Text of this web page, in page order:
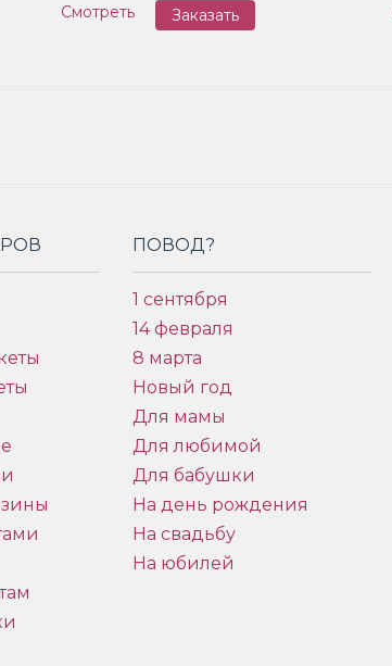
Смотреть Заказать
ПОВОД?
1 сентября
14 февраля
8 марта
Новый год
Для мамы
Для любимой
Для бабушки
На день рождения
На свадьбу
На юбилей